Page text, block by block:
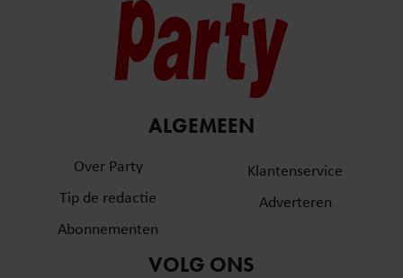
ALGEMEEN
Over Party
Tip de redactie
Abonnementen
Klantenservice
Adverteren
VOLG ONS